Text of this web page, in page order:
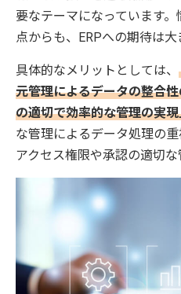
要なテーマになっています
点からも、ERPへの期待は大
具体的なメリットとしては、
元管理によるデータの整合
の適切で効率的な管理の実
な管理によるデータ処理の
アクセス権限や承認の適切な